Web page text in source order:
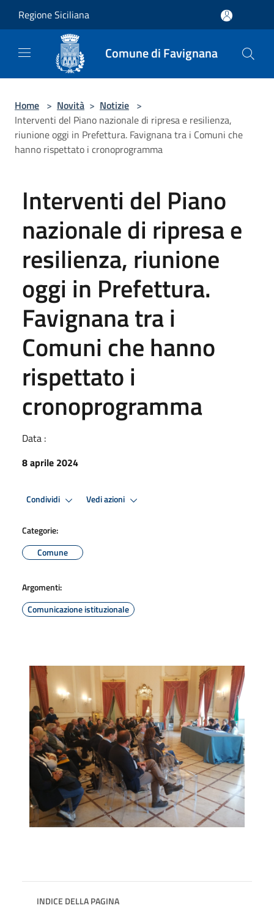
Regione Siciliana
Comune di Favignana
Home > Novità > Notizie >
Interventi del Piano nazionale di ripresa e resilienza,
riunione oggi in Prefettura. Favignana tra i Comuni che
hanno rispettato i cronoprogramma
Interventi del Piano
nazionale di ripresa e
resilienza, riunione
oggi in Prefettura.
Favignana tra i
Comuni che hanno
rispettato i
cronoprogramma
Data :
8 aprile 2024
Condividi Vedi azioni
Categorie:
Comune
Argomenti:
Comunicazione istituzionale
INDICE DELLA PAGINA